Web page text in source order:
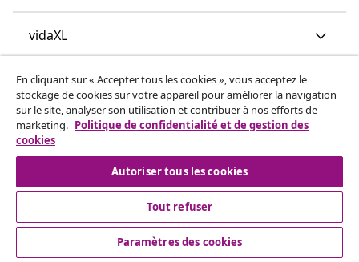
vidaXL
More content links
© 2008-2026 www.vidaxl.ch est un site web de TM
Handelsgesellschaft GmbH
En cliquant sur « Accepter tous les cookies », vous acceptez le
stockage de cookies sur votre appareil pour améliorer la navigation
sur le site, analyser son utilisation et contribuer à nos efforts de
marketing. Politique de confidentialité et de gestion des
cookies
Autoriser tous les cookies
Tout refuser
Paramètres des cookies